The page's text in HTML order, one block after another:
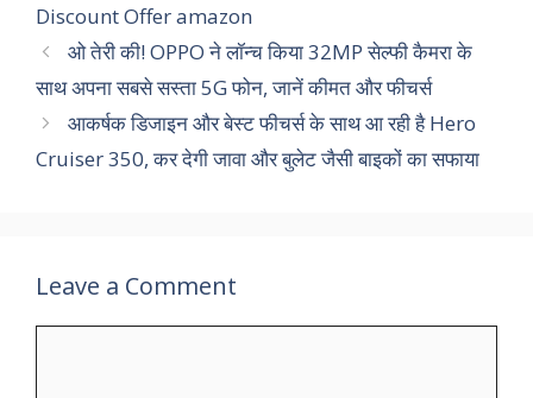
Discount Offer amazon
ओ तेरी की! OPPO ने लॉन्‍च किया 32MP सेल्फी कैमरा के
साथ अपना सबसे सस्ता 5G फोन, जानें कीमत और फीचर्स
आकर्षक डिजाइन और बेस्ट फीचर्स के साथ आ रही है Hero
Cruiser 350, कर देगी जावा और बुलेट जैसी बाइकों का सफाया
Leave a Comment